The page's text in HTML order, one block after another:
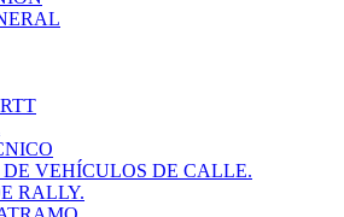
VEHÍCULOS DE CALLE.
RALLY.